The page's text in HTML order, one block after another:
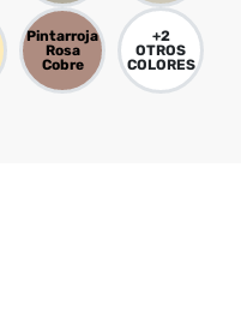
Pintarroja
Rosa
Cobre
+2
OTROS
COLORES